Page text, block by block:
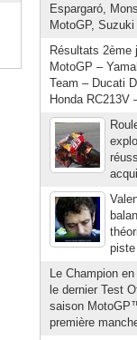
Espargaró,
MotoGP,
Résultats 2ème
MotoGP –
Team – Ducati
Honda RC213V
Le Champion
le dernier Test
saison
première